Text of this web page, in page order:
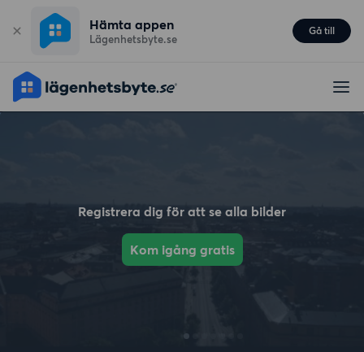
Hämta appen
Lägenhetsbyte.se
Gå till
Registrera dig för att se alla bilder
Kom igång gratis